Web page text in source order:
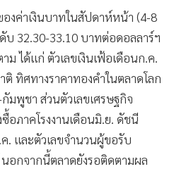
งค่าเงินบาทในสัปดาห์หน้า (4-8
บ 32.30-33.10 บาทต่อดอลลาร์ฯ
ได้แก่ ตัวเลขเงินเฟ้อเดือนก.ค.
ทิศทางราคาทองคำในตลาดโลก
มพูชา ส่วนตัวเลขเศรษฐกิจ
อภาคโรงงานเดือนมิ.ย. ดัชนี
. และตัวเลขจำนวนผู้ขอรับ
อกจากนี้ตลาดยังรอติดตามผล